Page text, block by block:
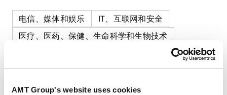
AMT Group's website uses cookies
电信、媒体和娱乐
IT、互联网和安全
医疗、医药、保健、生命科学和生物技术
政府和公共部门
数字化 AI/技术